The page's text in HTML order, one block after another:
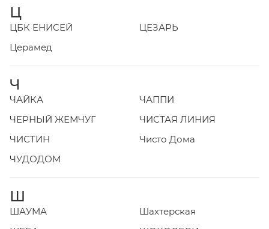
Ц
ЦБК ЕНИСЕЙ
ЦЕЗАРЬ
Церамед
Ч
ЧАЙКА
ЧАППИ
ЧЕРНЫЙ ЖЕМЧУГ
ЧИСТАЯ ЛИНИЯ
ЧИСТИН
Чисто Дома
ЧУДОДОМ
Ш
ШАУМА
Шахтерская